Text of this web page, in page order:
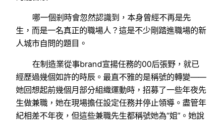
哪一個剎時會忽然認識到，本身曾經不再是先
生，而是一名真正的職場人？這是不少剛踏進職場的新
人城市自問的題目。
在制造業從事brand宣揚任務的00后張野，就已
經歷過幾個如許的時辰。最直不雅的是稱號的轉變——
她回想起前幾個月部分組織運動時，招募了一些年夜先
生做兼職，她在現場擔任設定任務并停止領導。盡管年
紀相差不年夜，但這些兼職先生都稱號她為“姐”。她說